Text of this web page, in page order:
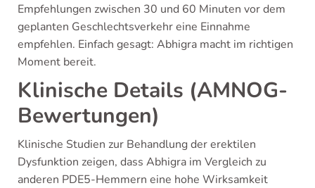
Empfehlungen zwischen 30 und 60 Minuten vor dem
geplanten Geschlechtsverkehr eine Einnahme
empfehlen. Einfach gesagt: Abhigra macht im richtigen
Moment bereit.
Klinische Details (AMNOG-
Bewertungen)
Klinische Studien zur Behandlung der erektilen
Dysfunktion zeigen, dass Abhigra im Vergleich zu
anderen PDE5-Hemmern eine hohe Wirksamkeit